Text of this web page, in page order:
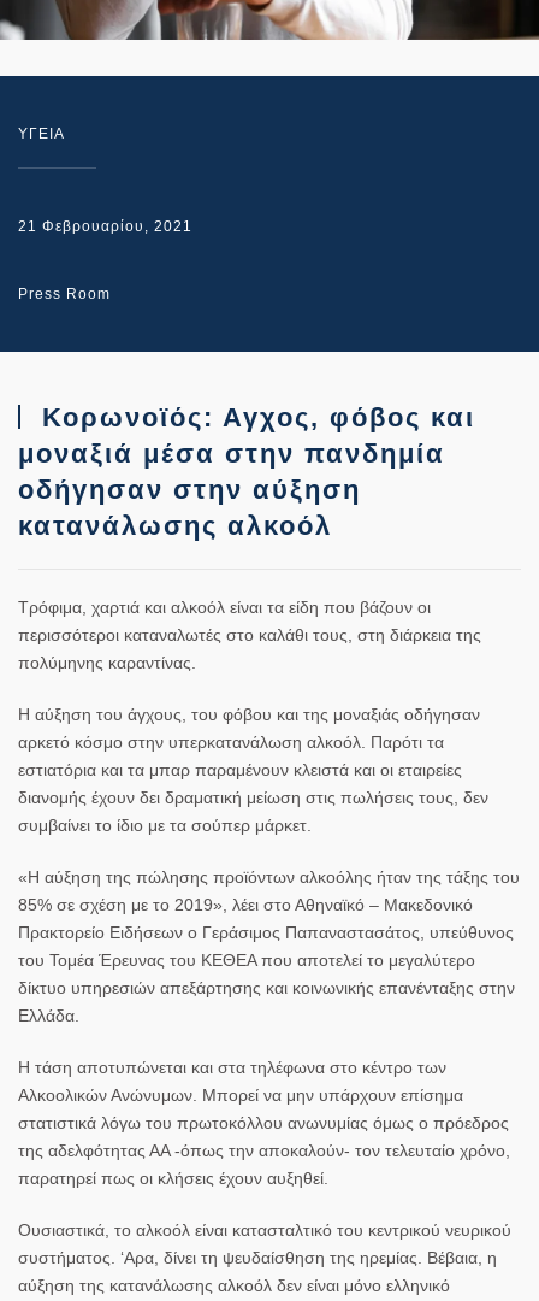
ΥΓΕΙΑ
21 Φεβρουαρίου, 2021
Press Room
Κορωνοϊός: Αγχος, φόβος και
μοναξιά μέσα στην πανδημία
οδήγησαν στην αύξηση
κατανάλωσης αλκοόλ
Τρόφιμα, χαρτιά και αλκοόλ είναι τα είδη που βάζουν οι
περισσότεροι καταναλωτές στο καλάθι τους, στη διάρκεια της
πολύμηνης καραντίνας.
Η αύξηση του άγχους, του φόβου και της μοναξιάς οδήγησαν
αρκετό κόσμο στην υπερκατανάλωση αλκοόλ. Παρότι τα
εστιατόρια και τα μπαρ παραμένουν κλειστά και οι εταιρείες
διανομής έχουν δει δραματική μείωση στις πωλήσεις τους, δεν
συμβαίνει το ίδιο με τα σούπερ μάρκετ.
«Η αύξηση της πώλησης προϊόντων αλκοόλης ήταν της τάξης του
85% σε σχέση με το 2019», λέει στο Αθηναϊκό – Μακεδονικό
Πρακτορείο Ειδήσεων ο Γεράσιμος Παπαναστασάτος, υπεύθυνος
του Τομέα Έρευνας του ΚΕΘΕΑ που αποτελεί το μεγαλύτερο
δίκτυο υπηρεσιών απεξάρτησης και κοινωνικής επανένταξης στην
Ελλάδα.
Η τάση αποτυπώνεται και στα τηλέφωνα στο κέντρο των
Αλκοολικών Ανώνυμων. Μπορεί να μην υπάρχουν επίσημα
στατιστικά λόγω του πρωτοκόλλου ανωνυμίας όμως ο πρόεδρος
της αδελφότητας ΑΑ -όπως την αποκαλούν- τον τελευταίο χρόνο,
παρατηρεί πως οι κλήσεις έχουν αυξηθεί.
Ουσιαστικά, το αλκοόλ είναι κατασταλτικό του κεντρικού νευρικού
συστήματος. ‘Αρα, δίνει τη ψευδαίσθηση της ηρεμίας. Βέβαια, η
αύξηση της κατανάλωσης αλκοόλ δεν είναι μόνο ελληνικό